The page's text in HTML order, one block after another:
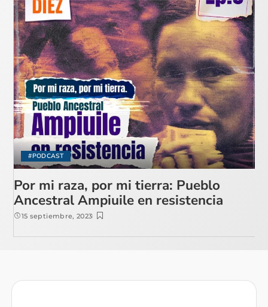
#PODCAST
Por mi raza, por mi tierra: Pueblo
Ancestral Ampiuile en resistencia
15 septiembre, 2023